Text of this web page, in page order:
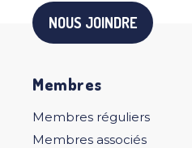
NOUS JOINDRE
Membres
Membres réguliers
Membres associés